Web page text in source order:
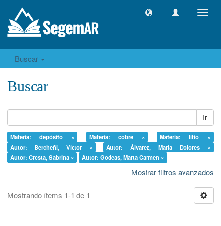
Buscar
Buscar
Ir
Materia: depósito × Materia: cobre ×
Materia: litio ×
Autor: Bercheñi, Víctor ×
Autor: Álvarez, María Dolores ×
Autor: Crosta, Sabrina ×
Autor: Godeas, Marta Carmen ×
Mostrar filtros avanzados
Mostrando ítems 1-1 de 1